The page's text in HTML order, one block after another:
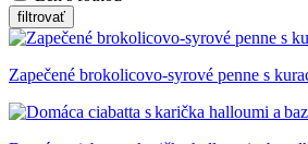
Zapečené brokolicovo-syrové penne s